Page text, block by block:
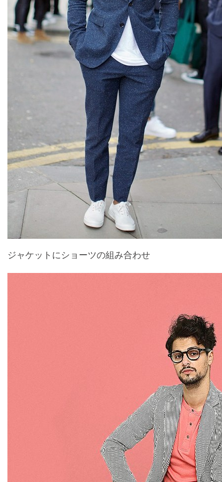
ジャケットにショーツの組み合わせ